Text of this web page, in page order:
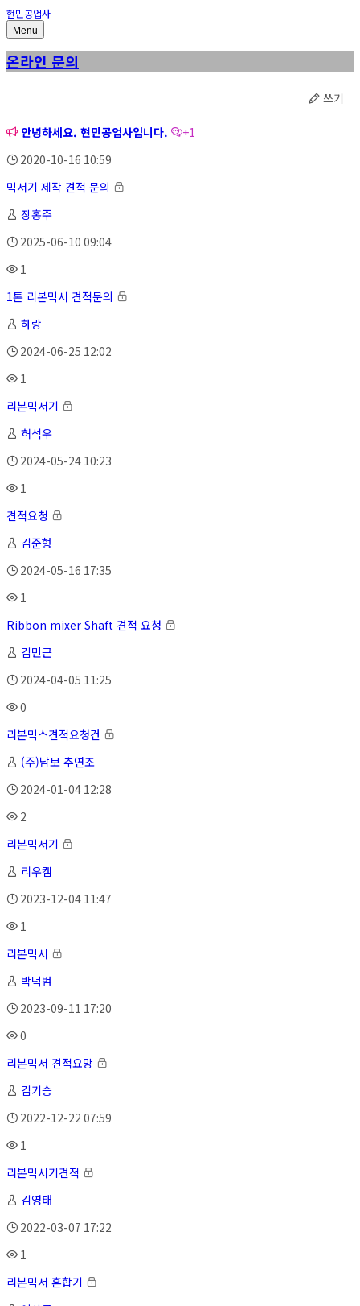
현민공업사
Menu
온라인 문의
쓰기
안녕하세요. 현민공업사입니다.
+1
2020-10-16 10:59
믹서기 제작 견적 문의
장홍주
2025-06-10 09:04
1
1톤 리본믹서 견적문의
하랑
2024-06-25 12:02
1
리본믹서기
허석우
2024-05-24 10:23
1
견적요청
김준형
2024-05-16 17:35
1
Ribbon mixer Shaft 견적 요청
김민근
2024-04-05 11:25
0
리본믹스견적요청건
(주)남보 추연조
2024-01-04 12:28
2
리본믹서기
리우캠
2023-12-04 11:47
1
리본믹서
박덕범
2023-09-11 17:20
0
리본믹서 견적요망
김기승
2022-12-22 07:59
1
리본믹서기견적
김영태
2022-03-07 17:22
1
리본믹서 혼합기